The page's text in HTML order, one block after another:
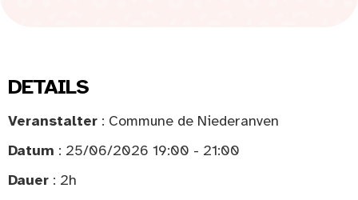
DETAILS
Veranstalter : Commune de Niederanven
Datum : 25/06/2026 19:00 - 21:00
Dauer : 2h